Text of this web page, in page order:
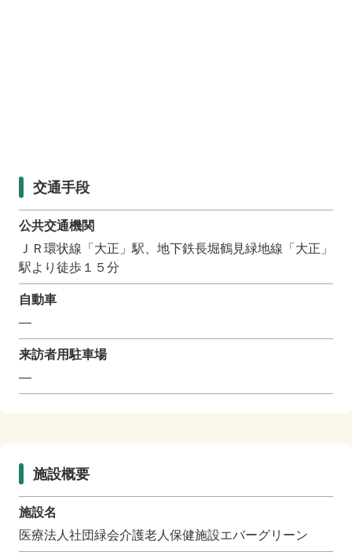
交通手段
公共交通機関
ＪＲ環状線「大正」駅、地下鉄長堀鶴見緑地線「大正」
駅より徒歩１５分
自動車
―
来訪者用駐車場
―
施設概要
施設名
医療法人社団緑会介護老人保健施設エバーグリーン